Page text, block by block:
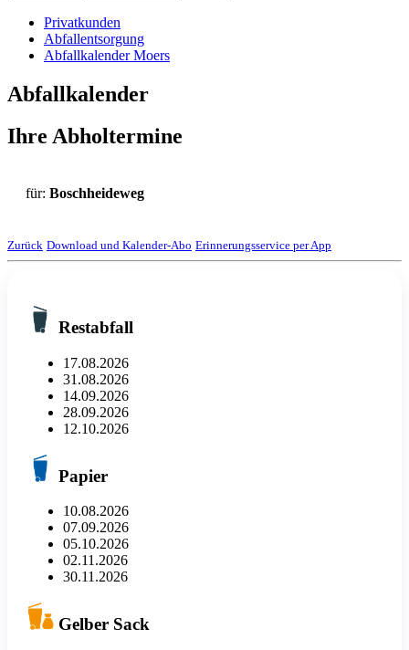
Privatkunden
Abfallentsorgung
Abfallkalender Moers
Abfallkalender
Ihre Abholtermine
für: Boschheideweg
Zurück Download und Kalender-Abo Erinnerungsservice per App
Restabfall
17.08.2026
31.08.2026
14.09.2026
28.09.2026
12.10.2026
Papier
10.08.2026
07.09.2026
05.10.2026
02.11.2026
30.11.2026
Gelber Sack